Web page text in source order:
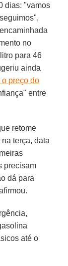
dias: "vamos
no
para 46
ainda
o preço do
entre
retome
terça, data
precisam
dá para
até o